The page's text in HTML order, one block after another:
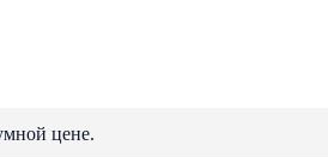
цене.